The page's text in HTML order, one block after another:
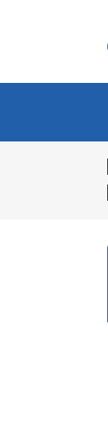
先
す